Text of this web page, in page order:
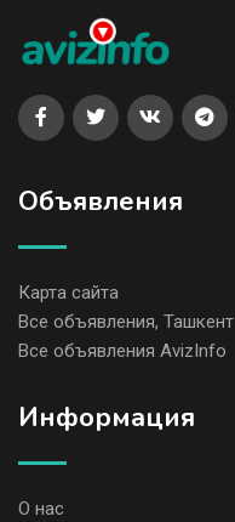
Объявления
Карта сайта
Все объявления, Ташкент
Все объявления AvizInfo
Информация
О нас